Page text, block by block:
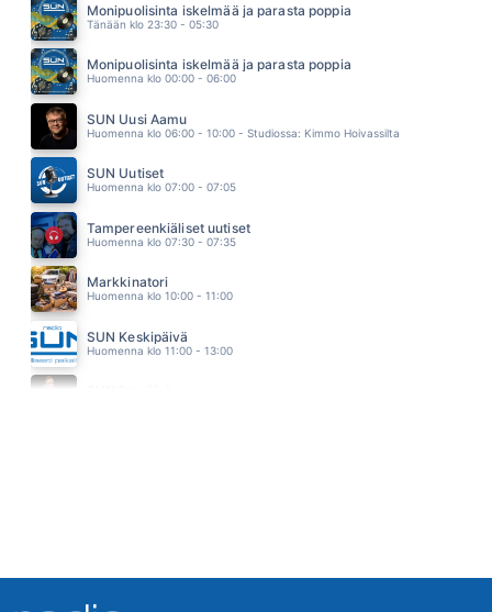
KATRI YLANDER
12.55
ULTRA BRA
12.51
SAIJA TUUPANEN
12.40
JUHA TAPIO
12.34
ROPERT PALMER
12.27
CHISU
12.20
OLLIE
12.14
Monipuolisinta iskelmää ja parasta poppia
Tänään klo 23:30 - 05:30
Monipuolisinta iskelmää ja parasta poppia
Huomenna klo 00:00 - 06:00
SUN Uusi Aamu
Huomenna klo 06:00 - 10:00 - Studiossa: Kimmo Hoivassilta
SUN Uutiset
Huomenna klo 07:00 - 07:05
Tampereenkiäliset uutiset
Huomenna klo 07:30 - 07:35
Markkinatori
Huomenna klo 10:00 - 11:00
SUN Keskipäivä
Huomenna klo 11:00 - 13:00